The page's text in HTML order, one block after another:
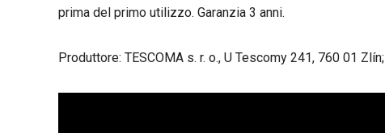
prima del primo utilizzo. Garanzia 3 anni.
Produttore: TESCOMA s. r. o., U Tescomy 241, 760 01 Zlín;